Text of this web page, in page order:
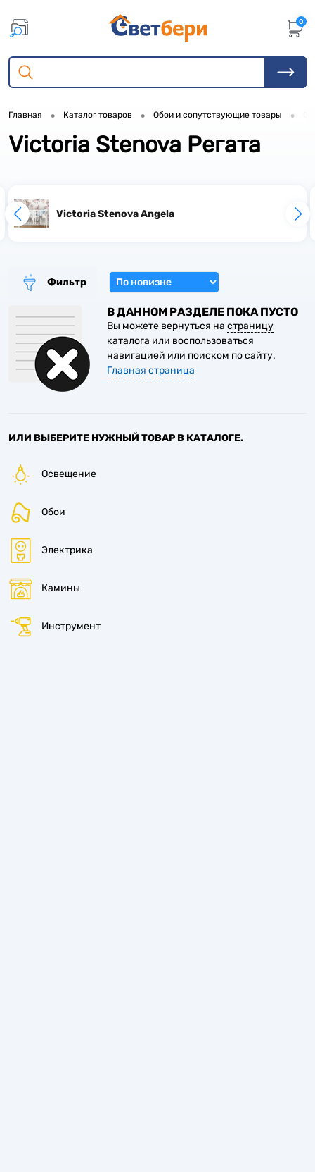
0
Главная • Каталог товаров • Обои и сопутствующие товары •
Victoria Stenova Регата
Victoria Stenova Angela
1
Фильтр
В ДАННОМ РАЗДЕЛЕ ПОКА ПУСТО
Вы можете вернуться на страницу
каталога или воспользоваться
навигацией или поиском по сайту.
Главная страница
ИЛИ ВЫБЕРИТЕ НУЖНЫЙ ТОВАР В КАТАЛОГЕ.
Освещение
Обои
Электрика
Камины
Инструмент